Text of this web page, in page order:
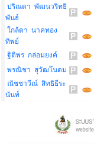
ปริณดา พัฒนวริทธิ
พันธ์
ใกล้ตา นาคทอง
ทิพย์
ฐิติพร กล่อมยงค์
พรณิชา สุวัฒโนดม
ณัชชาวีณ์ สิทธิธีระ
นันท์